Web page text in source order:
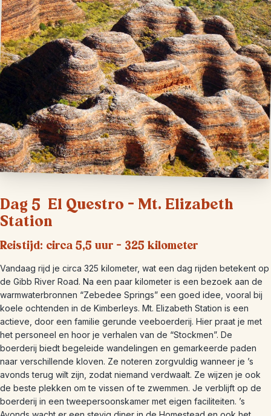
Dag 5 El Questro – Mt. Elizabeth
Station
Reistijd: circa 5,5 uur – 325 kilometer
Vandaag rijd je circa 325 kilometer, wat een dag rijden betekent op
de Gibb River Road. Na een paar kilometer is een bezoek aan de
warmwaterbronnen “Zebedee Springs” een goed idee, vooral bij
koele ochtenden in de Kimberleys. Mt. Elizabeth Station is een
actieve, door een familie gerunde veeboerderij. Hier praat je met
het personeel en hoor je verhalen van de “Stockmen”. De
boerderij biedt begeleide wandelingen en gemarkeerde paden
naar verschillende kloven. Ze noteren zorgvuldig wanneer je ’s
avonds terug wilt zijn, zodat niemand verdwaalt. Ze wijzen je ook
de beste plekken om te vissen of te zwemmen. Je verblijft op de
boerderij in een tweepersoonskamer met eigen faciliteiten. ’s